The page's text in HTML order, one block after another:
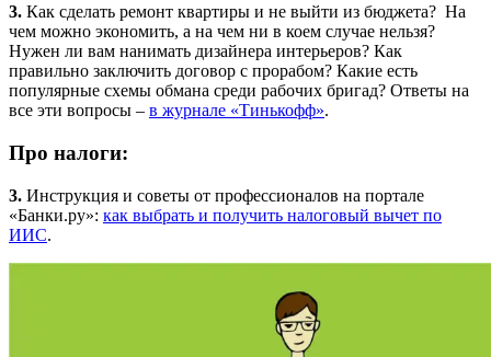
3. Как сделать ремонт квартиры и не выйти из бюджета? На
чем можно экономить, а на чем ни в коем случае нельзя?
Нужен ли вам нанимать дизайнера интерьеров? Как
правильно заключить договор с прорабом? Какие есть
популярные схемы обмана среди рабочих бригад? Ответы на
все эти вопросы – в журнале «Тинькофф».
Про налоги:
3. Инструкция и советы от профессионалов на портале
«Банки.ру»: как выбрать и получить налоговый вычет по
ИИС.